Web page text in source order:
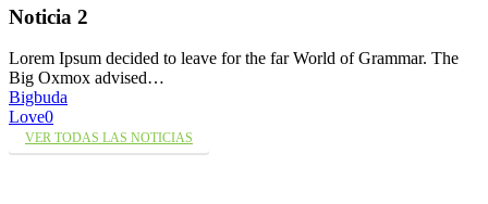
Noticia 2
Lorem Ipsum decided to leave for the far World of Grammar. The
Big Oxmox advised…
Bigbuda
Love0
VER TODAS LAS NOTICIAS